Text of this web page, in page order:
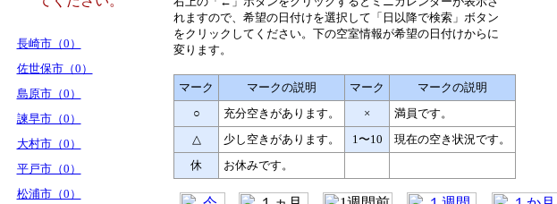
長崎市（0）
佐世保市（0）
島原市（0）
諫早市（0）
大村市（0）
平戸市（0）
松浦市（0）
れますので、希望の日付けを選択して「日以降で検索」ボタン
をクリックしてください。下の空室情報が希望の日付けからに
変ります。
マーク マークの説明 マーク
マークの説明
○
充分空きがあります。 ×
満員です。
△
少し空きがあります。 1〜10
現在の空き状況です。
休
お休みです。